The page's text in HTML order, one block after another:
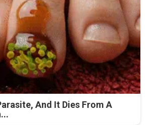
And It Dies From A